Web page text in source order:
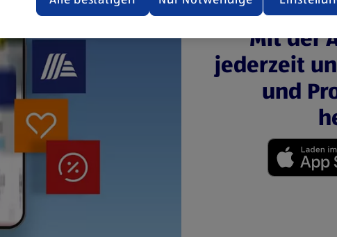
Mit der
jederzeit
und
Datenschutzerklärung zur Verfügung.
Übersicht der Webseitenbetreiber und Datenschutzerklärungen